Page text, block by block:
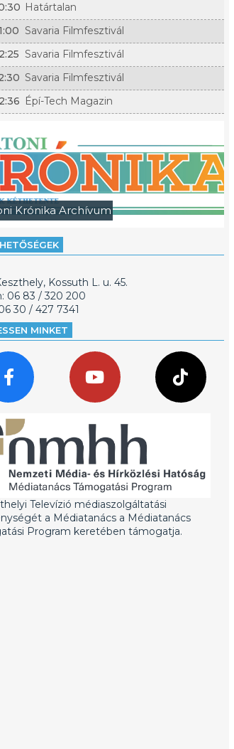
Határtalan
Savaria Filmfesztivál
Savaria Filmfesztivál
Savaria Filmfesztivál
Épí-Tech Magazin
Krónika Archívum
Kossuth L. u. 45.
06 83 / 320 200
30 / 427 7341
MINKET
Televízió médiaszolgáltatási
a Médiatanács a Médiatanács
Program keretében támogatja.